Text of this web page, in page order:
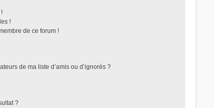
!
de ce forum !
de ma liste d’amis ou d’ignorés ?
?